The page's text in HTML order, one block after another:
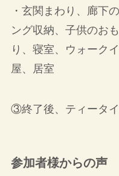
・玄関まわり、廊下
ング収納、子供のお
り、寝室、ウォーク
屋、居室
③終了後、ティータ
参加者様からの声